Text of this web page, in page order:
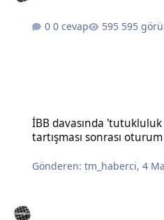
0 cevap 595
İBB davasında
tartışması sonrası oturum
Gönderen:tm_haberci,4